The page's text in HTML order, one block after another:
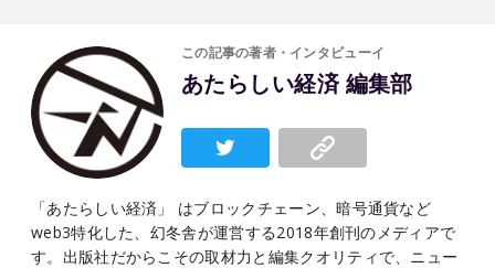
この記事の著者・インタビューイ
あたらしい経済 編集部
「あたらしい経済」 はブロックチェーン、暗号通貨など
web3特化した、幻冬舎が運営する2018年創刊のメディアで
す。出版社だからこその取材力と編集クオリティで、ニュー